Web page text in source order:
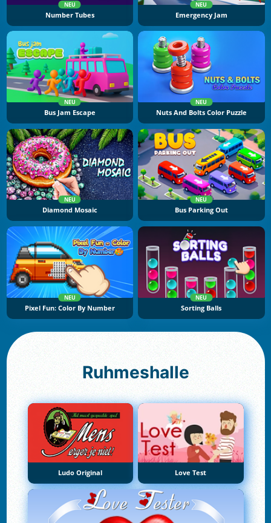
NEU
Number Tubes
NEU
Emergency Jam
NEU
Bus Jam Escape
NEU
Nuts And Bolts Color Puzzle
NEU
Diamond Mosaic
NEU
Bus Parking Out
NEU
Pixel Fun: Color By Number
NEU
Sorting Balls
Ruhmeshalle
Ludo Original Love Test